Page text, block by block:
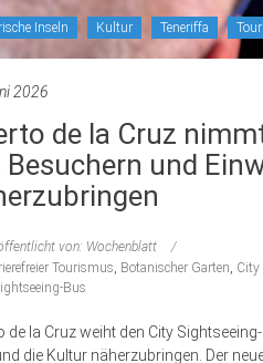
Inseln Kultur Teneriffa
2026
de la Cruz
Besuchern und
von: Wochenblatt
Tourismus Botanischer Garten City
Bus
de la Cruz weiht den City
die Kultur näherzubringen. Der